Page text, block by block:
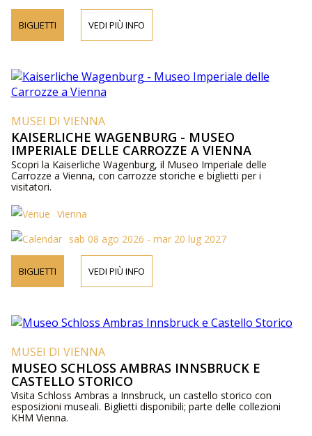
BIGLIETTI VEDI PIÙ INFO
MUSEI DI VIENNA
KAISERLICHE WAGENBURG - MUSEO
IMPERIALE DELLE CARROZZE A VIENNA
Scopri la Kaiserliche Wagenburg, il Museo Imperiale delle
Carrozze a Vienna, con carrozze storiche e biglietti per i
visitatori.
Vienna
sab 08 ago 2026 - mar 20 lug 2027
BIGLIETTI VEDI PIÙ INFO
MUSEI DI VIENNA
MUSEO SCHLOSS AMBRAS INNSBRUCK E
CASTELLO STORICO
Visita Schloss Ambras a Innsbruck, un castello storico con
esposizioni museali. Biglietti disponibili; parte delle collezioni
KHM Vienna.